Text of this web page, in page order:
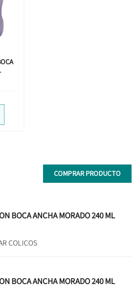
COMPRAR PRODUCTO
BOCA ANCHA MORADO 240 ML
COLICOS
BOCA ANCHA MORADO 240 ML